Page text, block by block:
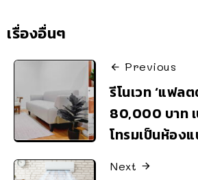
เรื่องอื่นๆ
Previous
รีโนเวท ‘แฟล
80,000 บาท
โทรมเป็นห้อง
Next